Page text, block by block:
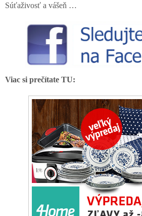
Súťaživosť a vášeň …
Viac si prečítate TU: